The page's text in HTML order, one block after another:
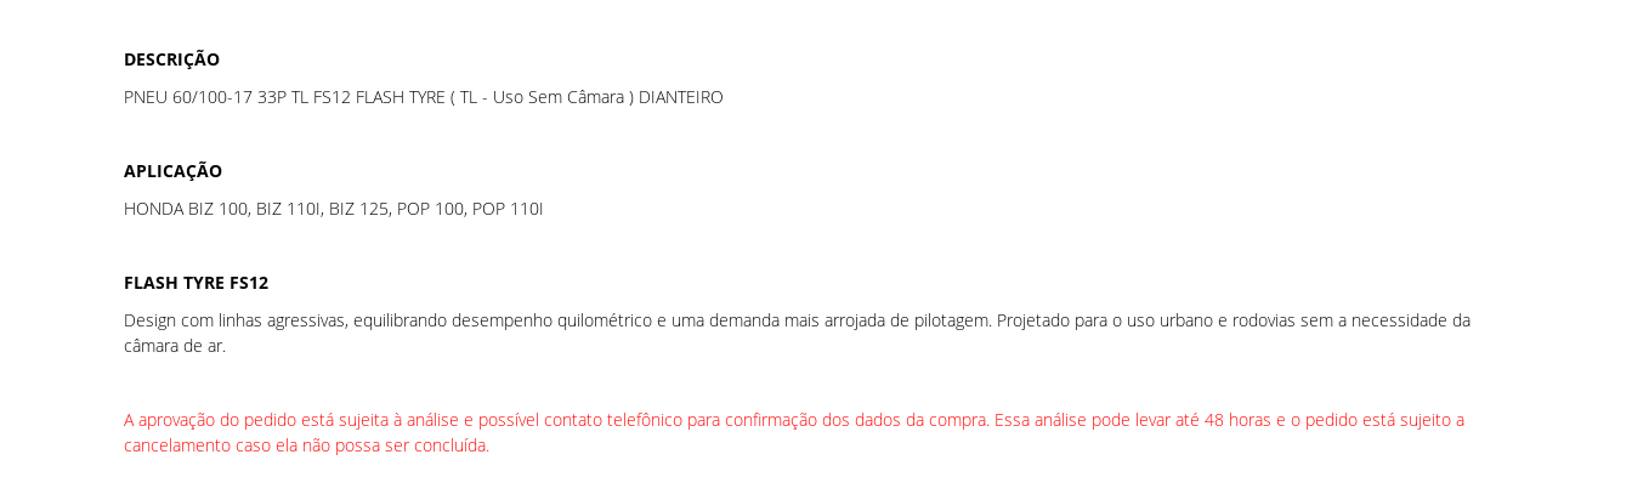
DESCRIÇÃO
PNEU 60/100-17 33P TL FS12 FLASH TYRE ( TL - Uso Sem Câmara ) DIANTEIRO
APLICAÇÃO
HONDA BIZ 100, BIZ 110I, BIZ 125, POP 100, POP 110I
FLASH TYRE FS12
Design com linhas agressivas, equilibrando desempenho quilométrico e uma demanda mais arrojada de pilotagem. Projetado para o uso urbano e rodovias sem a necessidade da
câmara de ar.
A aprovação do pedido está sujeita à análise e possível contato telefônico para confirmação dos dados da compra. Essa análise pode levar até 48 horas e o pedido está sujeito a
cancelamento caso ela não possa ser concluída.